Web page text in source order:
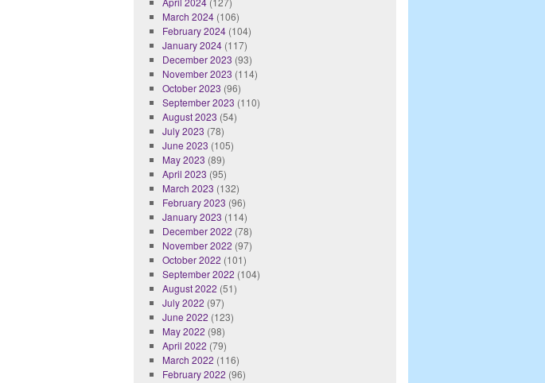
March 2024(106)
February 2024(104)
January 2024(117)
December 2023 (93)
November 2023 (114)
October 2023 (96)
September 2023 (110)
August 2023 (54)
July 2023 (78)
June 2023 (105)
May 2023 (89)
April 2023 (95)
March 2023 (132)
February 2023 (96)
January 2023 (114)
December 2022 (78)
November 2022 (97)
October 2022 (101)
September 2022 (104)
August 2022 (51)
July 2022 (97)
June 2022 (123)
May 2022 (98)
April 2022 (79)
March 2022 (116)
February 2022 (96)